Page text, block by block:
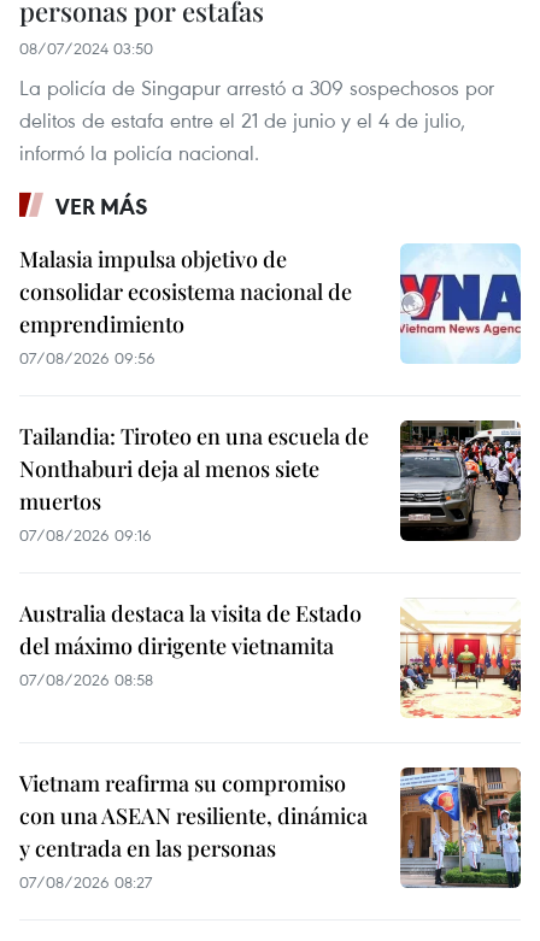
personas por estafas
08/07/2024 03:50
La policía de Singapur arrestó a 309 sospechosos por
delitos de estafa entre el 21 de junio y el 4 de julio,
informó la policía nacional.
VER MÁS
Malasia impulsa objetivo de
consolidar ecosistema nacional de
emprendimiento
07/08/2026 09:56
Tailandia: Tiroteo en una escuela de
Nonthaburi deja al menos siete
muertos
07/08/2026 09:16
Australia destaca la visita de Estado
del máximo dirigente vietnamita
07/08/2026 08:58
Vietnam reafirma su compromiso
con una ASEAN resiliente, dinámica
y centrada en las personas
07/08/2026 08:27